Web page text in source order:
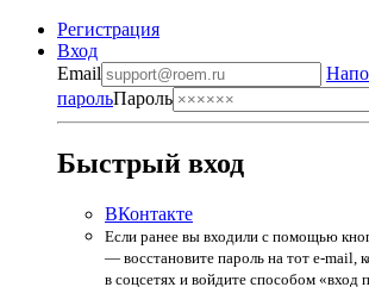
Регистрация
Вход
Email
парольПароль
Быстрый вход
ВКонтакте
Если ранее вы входили с помощью
— восстановите пароль на тот e-mail,
в соцсетях и войдите способом «вход